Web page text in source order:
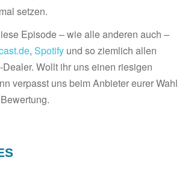
setzen.
Episode – wie alle anderen auch –
, Spotify und so ziemlich allen
Wollt ihr uns einen riesigen
verpasst uns beim Anbieter eurer Wahl